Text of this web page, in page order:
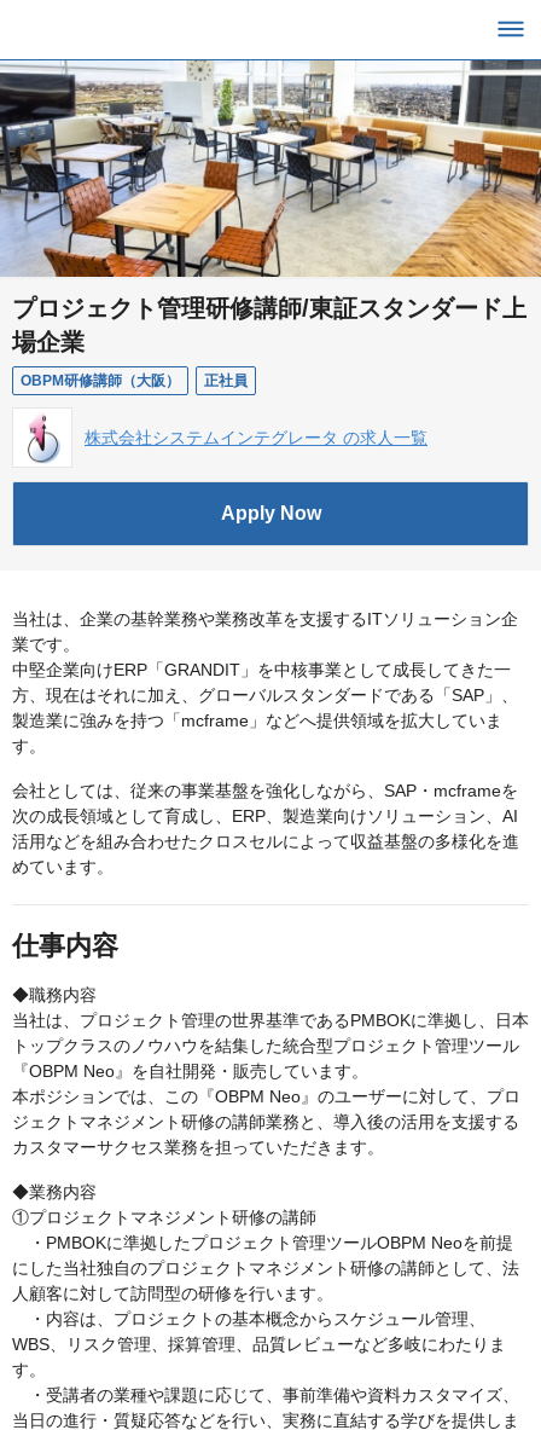
プロジェクト管理研修講師/東証スタンダード上
場企業
OBPM研修講師（大阪） 正社員
株式会社システムインテグレータ の求人一覧
Apply Now
当社は、企業の基幹業務や業務改革を支援するITソリューション企
業です。
中堅企業向けERP「GRANDIT」を中核事業として成長してきた一
方、現在はそれに加え、グローバルスタンダードである「SAP」、
製造業に強みを持つ「mcframe」などへ提供領域を拡大していま
す。
会社としては、従来の事業基盤を強化しながら、SAP・mcframeを
次の成長領域として育成し、ERP、製造業向けソリューション、AI
活用などを組み合わせたクロスセルによって収益基盤の多様化を進
めています。
仕事内容
◆職務内容
当社は、プロジェクト管理の世界基準であるPMBOKに準拠し、日本
トップクラスのノウハウを結集した統合型プロジェクト管理ツール
『OBPM Neo』を自社開発・販売しています。
本ポジションでは、この『OBPM Neo』のユーザーに対して、プロ
ジェクトマネジメント研修の講師業務と、導入後の活用を支援する
カスタマーサクセス業務を担っていただきます。
◆業務内容
①プロジェクトマネジメント研修の講師
・PMBOKに準拠したプロジェクト管理ツールOBPM Neoを前提
にした当社独自のプロジェクトマネジメント研修の講師として、法
人顧客に対して訪問型の研修を行います。
・内容は、プロジェクトの基本概念からスケジュール管理、
WBS、リスク管理、採算管理、品質レビューなど多岐にわたりま
す。
・受講者の業種や課題に応じて、事前準備や資料カスタマイズ、
当日の進行・質疑応答などを行い、実務に直結する学びを提供しま